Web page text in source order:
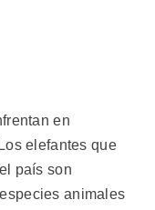
en
elefantes que
país son
animales